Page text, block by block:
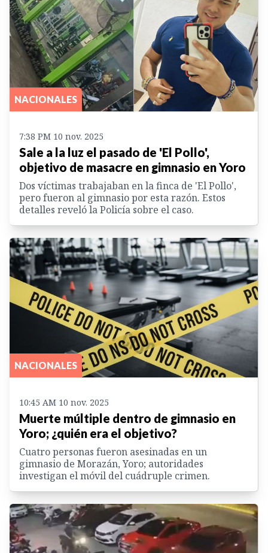
NACIONALES
7:38 PM 10 nov. 2025
Sale a la luz el pasado de 'El Pollo',
objetivo de masacre en gimnasio en Yoro
Dos víctimas trabajaban en la finca de 'El Pollo',
pero fueron al gimnasio por esta razón. Estos
detalles reveló la Policía sobre el caso.
NACIONALES
10:45 AM 10 nov. 2025
Muerte múltiple dentro de gimnasio en
Yoro; ¿quién era el objetivo?
Cuatro personas fueron asesinadas en un
gimnasio de Morazán, Yoro; autoridades
investigan el móvil del cuádruple crimen.